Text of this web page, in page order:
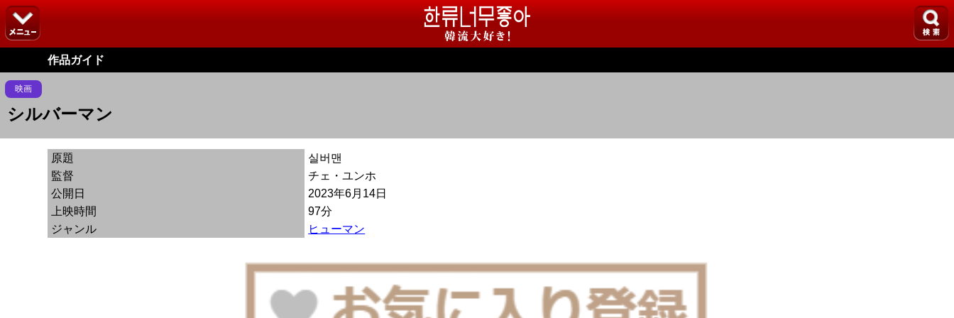
作品ガイド
映画
シルバーマン
原題
실버맨
監督
チェ・ユンホ
公開日
2023年6月14日
上映時間
97分
ジャンル
ヒューマン